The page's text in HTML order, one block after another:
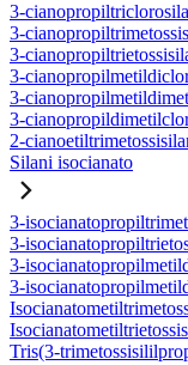
3-
3-
3-
3-
3-
3-
2-
Silani isocianato
3-
3-
3-
3-
Tris(3-